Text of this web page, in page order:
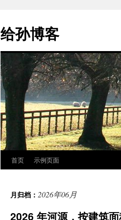
正
文
给孙博客
首页 示例页面
月归档： 2026年06月
2026 年河源，按建筑